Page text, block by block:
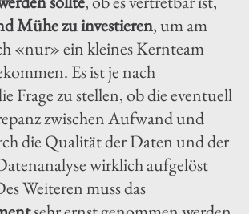
Mühe zu investieren, um am
«nur» ein kleines Kernteam
Es ist je nach
Frage zu stellen, ob die eventuell
zwischen Aufwand und
die Qualität der Daten und der
wirklich aufgelöst
Weiteren muss das